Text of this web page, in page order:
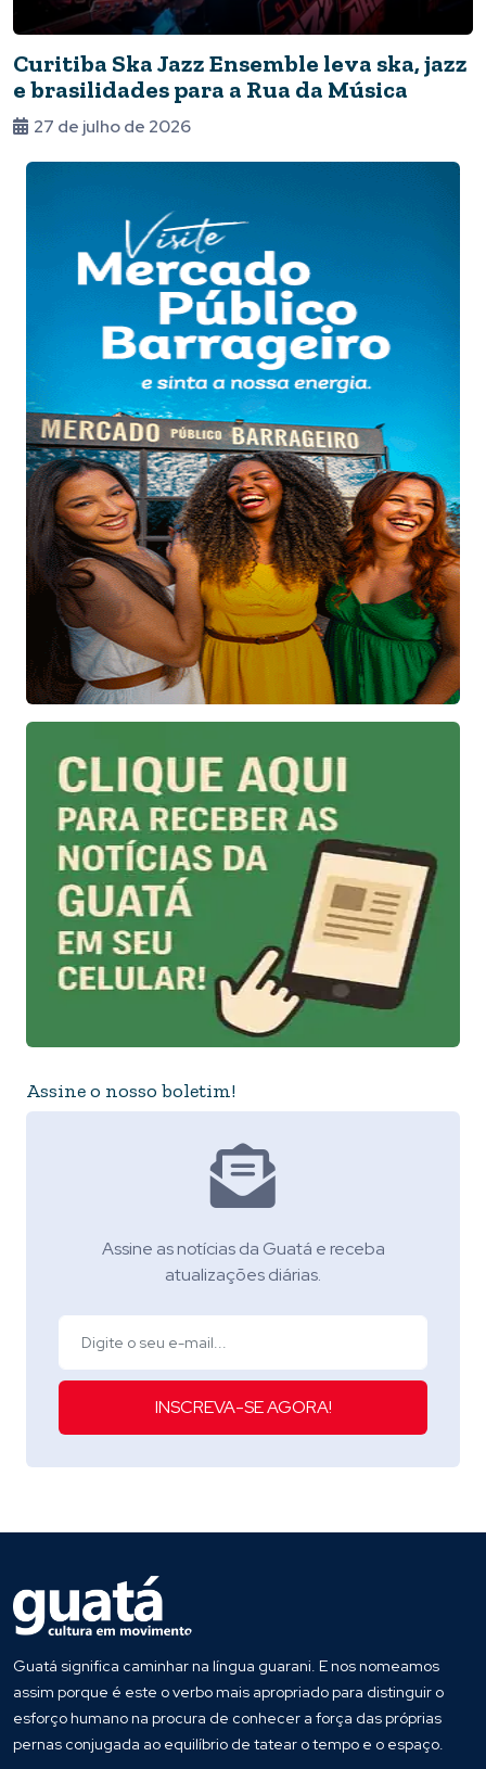
Curitiba Ska Jazz Ensemble leva ska, jazz
e brasilidades para a Rua da Música
27 de julho de 2026
Assine o nosso boletim!
Assine as notícias da Guatá e receba
atualizações diárias.
INSCREVA-SE AGORA!
Guatá significa caminhar na língua guarani. E nos nomeamos
assim porque é este o verbo mais apropriado para distinguir o
esforço humano na procura de conhecer a força das próprias
pernas conjugada ao equilíbrio de tatear o tempo e o espaço.